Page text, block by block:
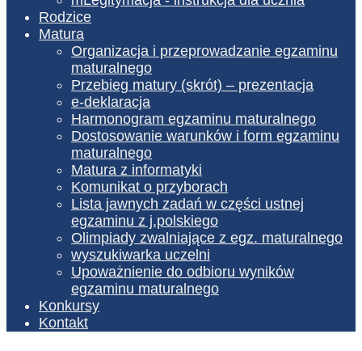
Rodzice
Matura
Organizacja i przeprowadzanie egzaminu
maturalnego
Przebieg matury (skrót) – prezentacja
e-deklaracja
Harmonogram egzaminu maturalnego
Dostosowanie warunków i form egzaminu
maturalnego
Matura z informatyki
Komunikat o przyborach
Lista jawnych zadań w części ustnej
egzaminu z j.polskiego
Olimpiady zwalniające z egz. maturalnego
wyszukiwarka uczelni
Upoważnienie do odbioru wyników
egzaminu maturalnego
Konkursy
Kontakt